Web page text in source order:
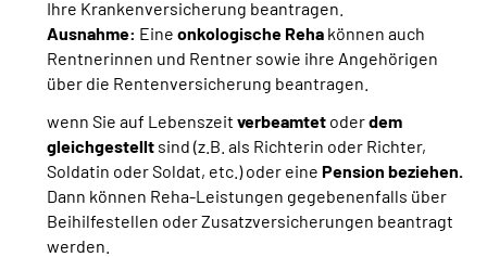
Ihre Krankenversicherung beantragen.
Ausnahme: Eine onkologische Reha können auch
Rentnerinnen und Rentner sowie ihre Angehörigen
über die Rentenversicherung beantragen.
wenn Sie auf Lebenszeit verbeamtet oderdem
gleichgestellt sind (z.B. als Richterin oder Richter,
Soldatin oder Soldat, etc.) oder eine Pension beziehen.
Dann können Reha-Leistungen gegebenenfalls über
Beihilfestellen oder Zusatzversicherungen beantragt
werden.